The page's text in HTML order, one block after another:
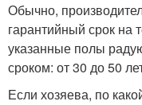
Обычно,
гарантийный срок на
указанные полы
сроком: от 30 до 50
Если хозяева, по